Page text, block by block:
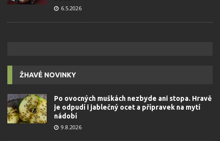
6.5.2026
ŽHAVÉ NOVINKY
Po ovocných muškách nezbyde ani stopa. Hravě
je odpudí i jablečný ocet a přípravek na mytí
nádobí
9.8.2026